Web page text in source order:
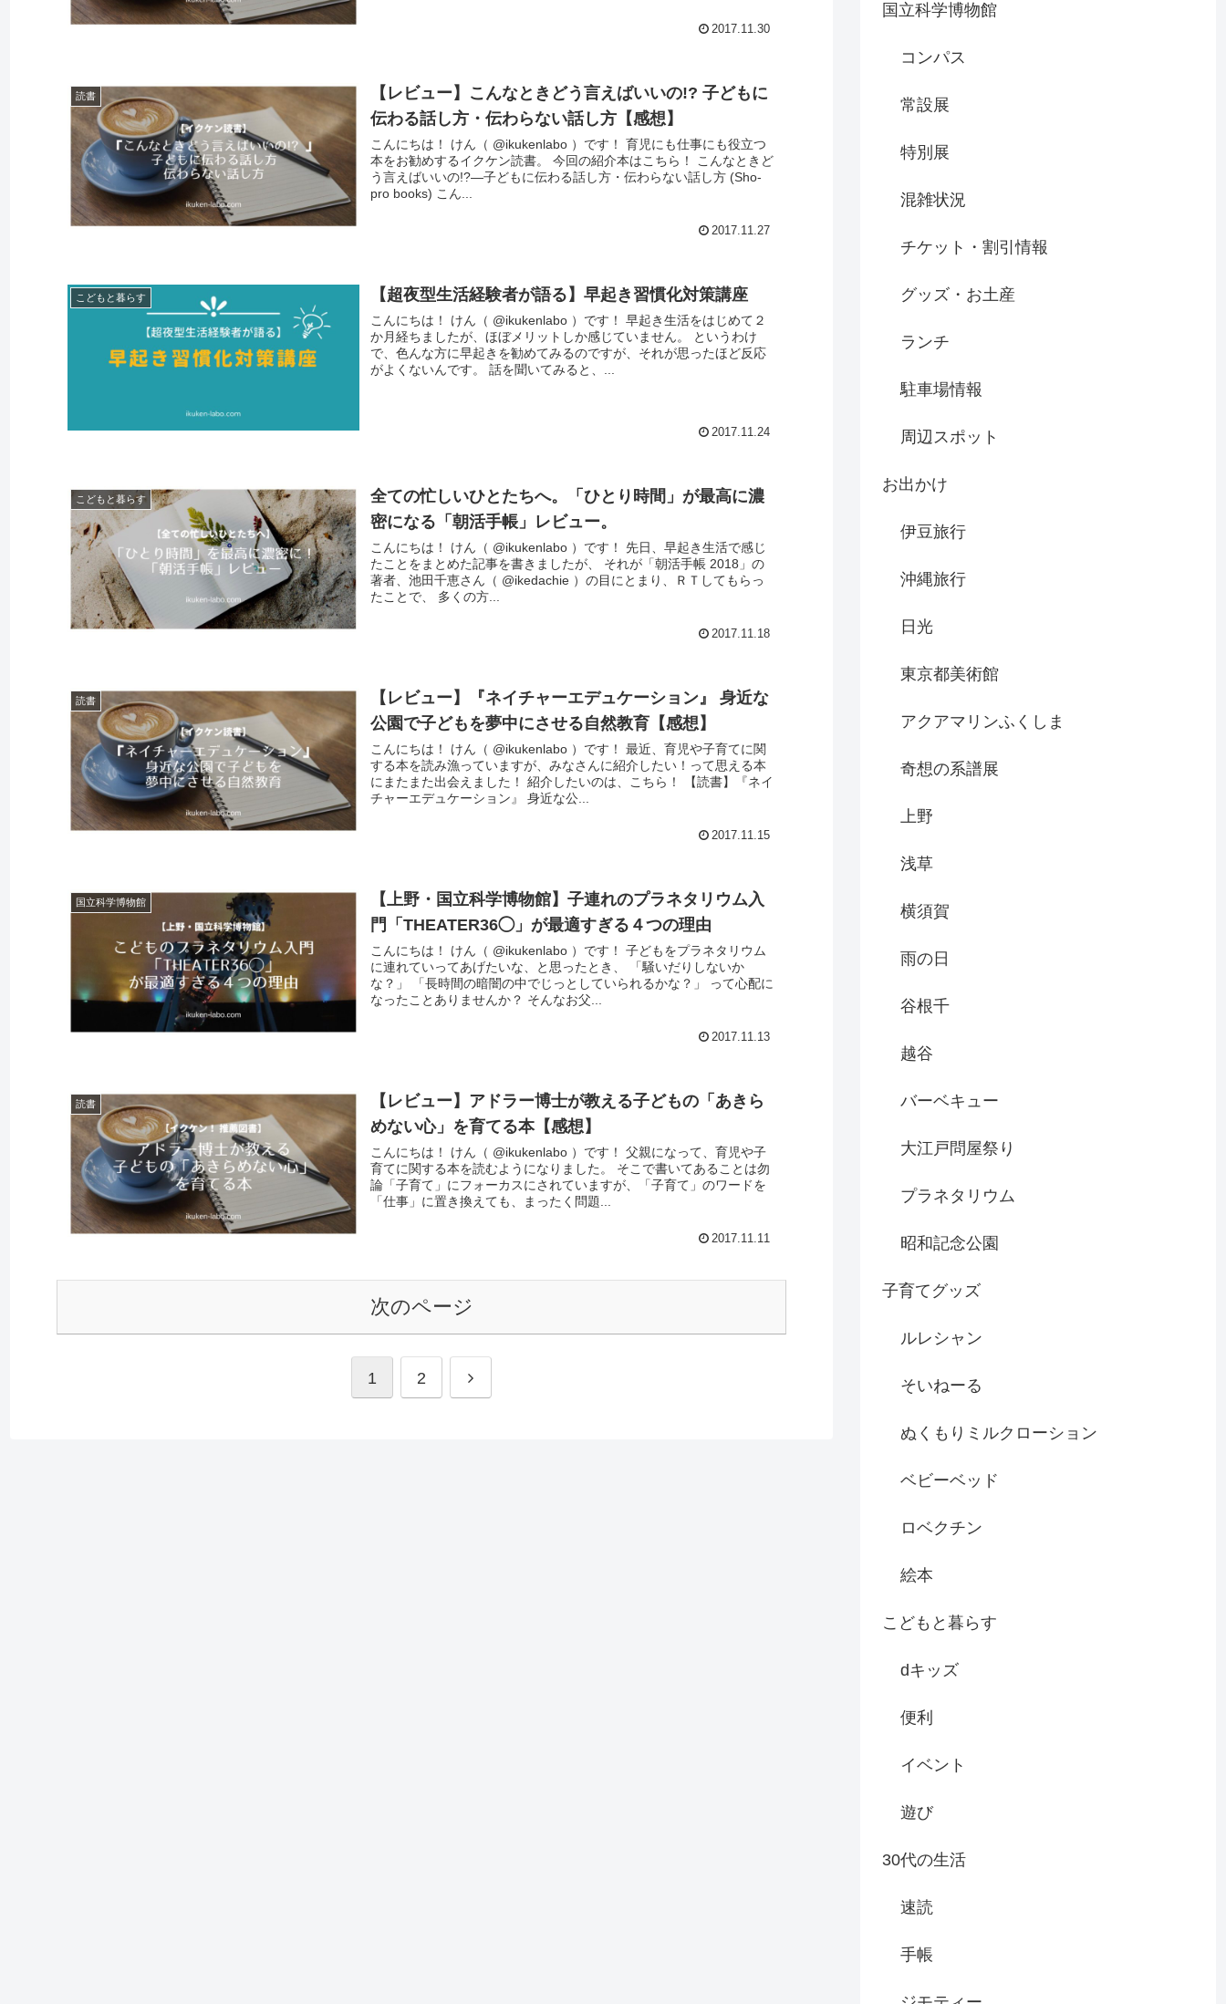
2017.11.30
読書
【レビュー】こんなときどう言えばいいの!? 子どもに
伝わる話し方・伝わらない話し方【感想】
こんにちは！ けん（ @ikukenlabo ）です！ 育児にも仕事にも役立つ
本をお勧めするイクケン読書。 今回の紹介本はこちら！ こんなときど
う言えばいいの!?―子どもに伝わる話し方・伝わらない話し方 (Sho‐
pro books) こん...
2017.11.27
こどもと暮らす 【超夜型生活経験者が語る】早起き習慣化対策講座
こんにちは！ けん（ @ikukenlabo ）です！ 早起き生活をはじめて２
か月経ちましたが、ほぼメリットしか感じていません。 というわけ
で、色んな方に早起きを勧めてみるのですが、それが思ったほど反応
がよくないんです。 話を聞いてみると、...
2017.11.24
こどもと暮らす
全ての忙しいひとたちへ。「ひとり時間」が最高に濃
密になる「朝活手帳」レビュー。
こんにちは！ けん（ @ikukenlabo ）です！ 先日、早起き生活で感じ
たことをまとめた記事を書きましたが、 それが「朝活手帳 2018」の
著者、池田千恵さん（ @ikedachie ）の目にとまり、ＲＴしてもらっ
たことで、 多くの方...
2017.11.18
読書
【レビュー】『ネイチャーエデュケーション』 身近な
公園で子どもを夢中にさせる自然教育【感想】
こんにちは！ けん（ @ikukenlabo ）です！ 最近、育児や子育てに関
する本を読み漁っていますが、みなさんに紹介したい！って思える本
にまたまた出会えました！ 紹介したいのは、こちら！ 【読書】『ネイ
チャーエデュケーション』 身近な公...
2017.11.15
国立科学博物館
【上野・国立科学博物館】子連れのプラネタリウム入
門「THEATER36◯」が最適すぎる４つの理由
こんにちは！ けん（ @ikukenlabo ）です！ 子どもをプラネタリウム
に連れていってあげたいな、と思ったとき、 「騒いだりしないか
な？」 「長時間の暗闇の中でじっとしていられるかな？」 って心配に
なったことありませんか？ そんなお父...
2017.11.13
読書
【レビュー】アドラー博士が教える子どもの「あきら
めない心」を育てる本【感想】
こんにちは！ けん（ @ikukenlabo ）です！ 父親になって、育児や子
育てに関する本を読むようになりました。 そこで書いてあることは勿
論「子育て」にフォーカスにされていますが、「子育て」のワードを
「仕事」に置き換えても、まったく問題...
2017.11.11
次のページ
1 2 次
国立科学博物館
コンパス
常設展
特別展
混雑状況
チケット・割引情報
グッズ・お土産
ランチ
駐車場情報
周辺スポット
お出かけ
伊豆旅行
沖縄旅行
日光
東京都美術館
アクアマリンふくしま
奇想の系譜展
上野
浅草
横須賀
雨の日
谷根千
越谷
バーベキュー
大江戸問屋祭り
プラネタリウム
昭和記念公園
子育てグッズ
ルレシャン
そいねーる
ぬくもりミルクローション
ベビーベッド
ロベクチン
絵本
こどもと暮らす
dキッズ
便利
イベント
遊び
30代の生活
速読
手帳